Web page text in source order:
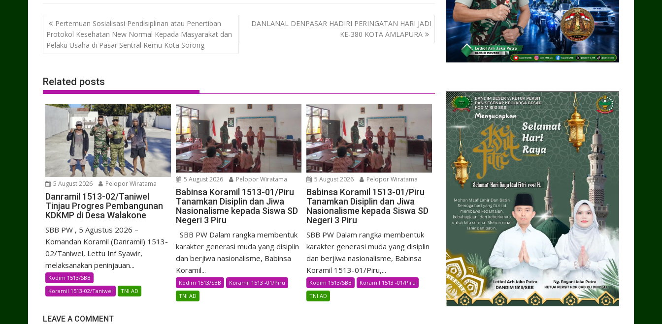
Post
navigation
Pertemuan Sosialisasi Pendisiplinan atau Penertiban
Protokol Kesehatan New Normal Kepada Masyarakat dan
Pelaku Usaha di Pasar Sentral Remu Kota Sorong
DANLANAL DENPASAR HADIRI PERINGATAN HARI JADI
KE-380 KOTA AMLAPURA
Related posts
5 August 2026 Pelopor Wiratama
Danramil 1513-02/Taniwel
Tinjau Progres Pembangunan
KDKMP di Desa Walakone
SBB PW , 5 Agustus 2026 –
Komandan Koramil (Danramil) 1513-
02/Taniwel, Lettu Inf Syawir,
melaksanakan peninjauan...
Kodim 1513/SBB
Koramil 1513-02/Taniwel
TNI AD
5 August 2026 Pelopor Wiratama
Babinsa Koramil 1513-01/Piru
Tanamkan Disiplin dan Jiwa
Nasionalisme kepada Siswa SD
Negeri 3 Piru
SBB PW Dalam rangka membentuk
karakter generasi muda yang disiplin
dan berjiwa nasionalisme, Babinsa
Koramil...
Kodim 1513/SBB
Koramil 1513 -01/Piru
TNI AD
5 August 2026 Pelopor Wiratama
Babinsa Koramil 1513-01/Piru
Tanamkan Disiplin dan Jiwa
Nasionalisme kepada Siswa SD
Negeri 3 Piru
SBB PW Dalam rangka membentuk
karakter generasi muda yang disiplin
dan berjiwa nasionalisme, Babinsa
Koramil 1513-01/Piru,...
Kodim 1513/SBB
Koramil 1513 -01/Piru
TNI AD
LEAVE A COMMENT